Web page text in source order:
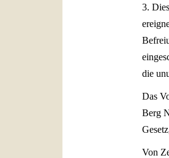
3.
die
Das
Berg
Von